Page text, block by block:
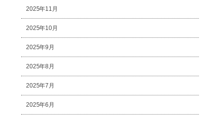
2025年11月
2025年10月
2025年9月
2025年8月
2025年7月
2025年6月